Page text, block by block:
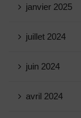
janvier 2025
juillet 2024
juin 2024
avril 2024